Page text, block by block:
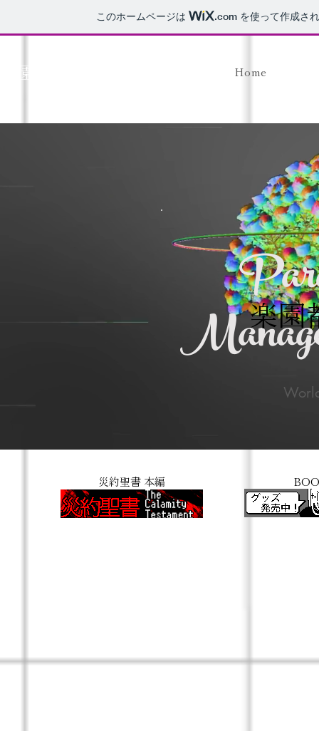
このホームページは .com を使って作成さ
​楽園都市管理室 Home
楽園
災約聖書 本編